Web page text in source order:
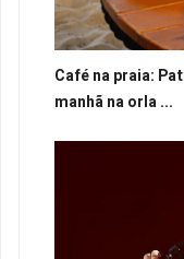
Café na praia:
manhã na orla ...